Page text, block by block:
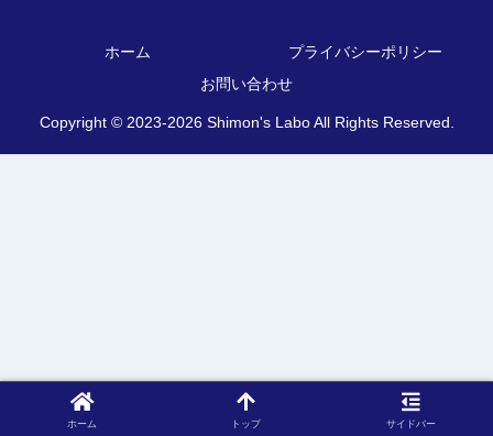
ホーム
プライバシーポリシー
お問い合わせ
Copyright © 2023-2026 Shimon's Labo All Rights Reserved.
ホーム トップ サイドバー